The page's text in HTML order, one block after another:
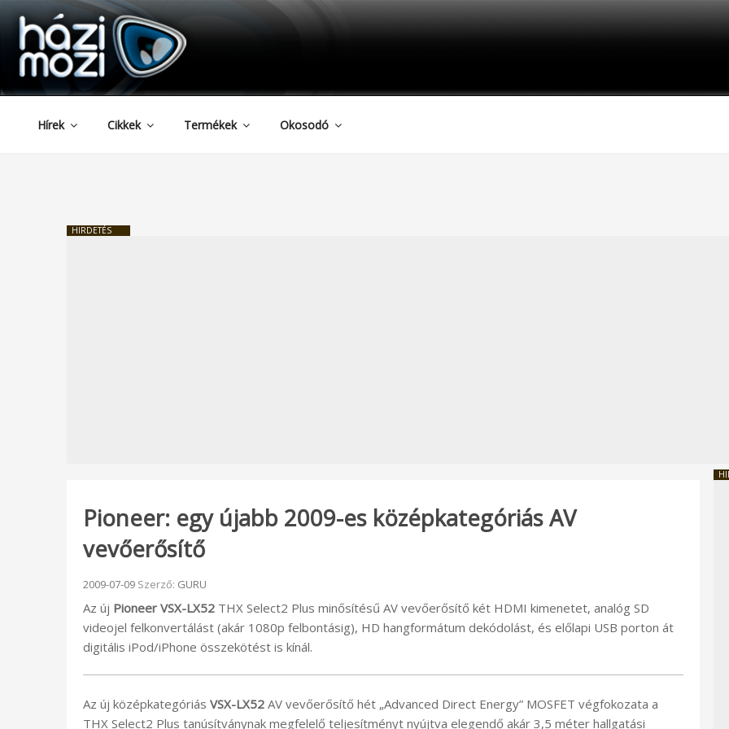
Tartalomhoz
HAZIMOZI
Hírek Cikkek Termékek Okosodó
HIRDETÉS
Pioneer: egy újabb 2009-es középkategóriás AV
vevőerősítő
Beküldve:
2009-07-09 Szerző: GURU
Az új Pioneer VSX-LX52 THX Select2 Plus minősítésű AV vevőerősítő két HDMI kimenetet, analóg SD
videojel felkonvertálást (akár 1080p felbontásig), HD hangformátum dekódolást, és előlapi USB porton át
digitális iPod/iPhone összekötést is kínál.
Az új középkategóriás VSX-LX52 AV vevőerősítő hét „Advanced Direct Energy” MOSFET végfokozata a
THX Select2 Plus tanúsítványnak megfelelő teljesítményt nyújtva elegendő akár 3,5 méter hallgatási